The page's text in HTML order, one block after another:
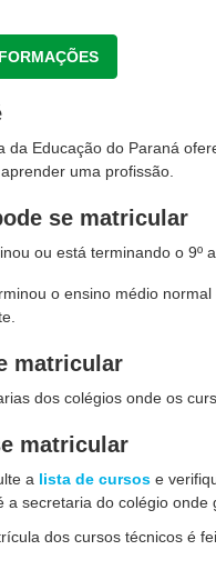
da Educação do Paraná
uma profissão.
se matricular
ou está terminando o 9º
o ensino médio
matricular
dos colégios onde os
matricular
a lista de cursos e
a secretaria do colégio
dos cursos técnicos é